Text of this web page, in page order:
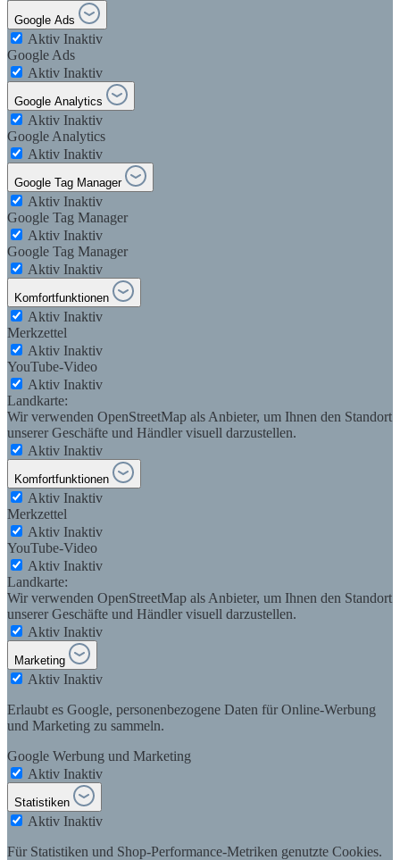
Google Ads
Aktiv Inaktiv
Google Ads
Aktiv Inaktiv
Google Analytics
Aktiv Inaktiv
Google Analytics
Aktiv Inaktiv
Google Tag Manager
Aktiv Inaktiv
Google Tag Manager
Aktiv Inaktiv
Google Tag Manager
Aktiv Inaktiv
Komfortfunktionen
Aktiv Inaktiv
Merkzettel
Aktiv Inaktiv
YouTube-Video
Aktiv Inaktiv
Landkarte:
Wir verwenden OpenStreetMap als Anbieter, um Ihnen den Standort
unserer Geschäfte und Händler visuell darzustellen.
Aktiv Inaktiv
Komfortfunktionen
Aktiv Inaktiv
Merkzettel
Aktiv Inaktiv
YouTube-Video
Aktiv Inaktiv
Landkarte:
Wir verwenden OpenStreetMap als Anbieter, um Ihnen den Standort
unserer Geschäfte und Händler visuell darzustellen.
Aktiv Inaktiv
Marketing
Aktiv Inaktiv
Erlaubt es Google, personenbezogene Daten für Online-Werbung
und Marketing zu sammeln.
Google Werbung und Marketing
Aktiv Inaktiv
Statistiken
Aktiv Inaktiv
Für Statistiken und Shop-Performance-Metriken genutzte Cookies.